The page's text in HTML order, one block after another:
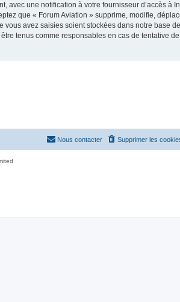
avec une notification à votre fournisseur d’accès à
que « Forum Aviation » supprime, modifie,
avez saisies soient stockées dans notre base
tenus comme responsables en cas de tentative
Supprimer les
Nous contacter